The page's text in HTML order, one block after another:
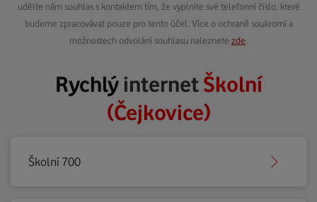
udělte nám souhlas s kontaktem tím, že vyplníte své telefonní číslo, které
budeme zpracovávat pouze pro tento účel. Více o ochraně soukromí a
možnostech odvolání souhlasu naleznete zde
RychlýinternetŠkolní
(Čejkovice)
Školní 700